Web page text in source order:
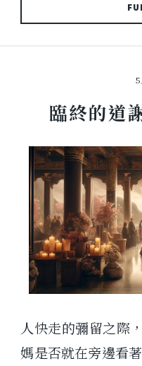
臨終的道
人快走的彌留之際
媽是否就在旁邊看